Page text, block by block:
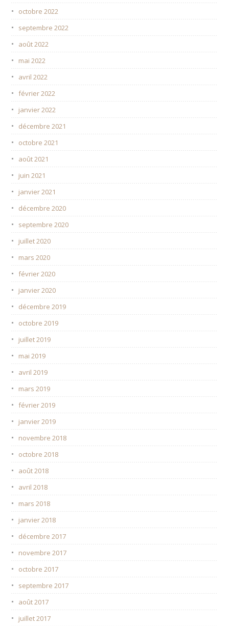
octobre 2022
septembre 2022
août 2022
mai 2022
avril 2022
février 2022
janvier 2022
décembre 2021
octobre 2021
août 2021
juin 2021
janvier 2021
décembre 2020
septembre 2020
juillet 2020
mars 2020
février 2020
janvier 2020
décembre 2019
octobre 2019
juillet 2019
mai 2019
avril 2019
mars 2019
février 2019
janvier 2019
novembre 2018
octobre 2018
août 2018
avril 2018
mars 2018
janvier 2018
décembre 2017
novembre 2017
octobre 2017
septembre 2017
août 2017
juillet 2017